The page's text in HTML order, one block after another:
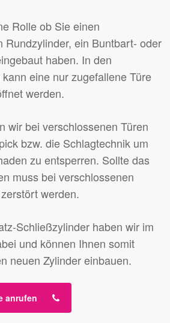
Rolle ob Sie einen
Rundzylinder, ein Buntbart- oder
haben. In den
eine nur zugefallene Türe
werden.
wir bei verschlossenen Türen
bzw. die Schlagtechnik um
zu entsperren. Sollte das
muss bei verschlossenen
werden.
Schließzylinder haben wir im
und können Ihnen somit
neuen Zylinder einbauen.
anrufen